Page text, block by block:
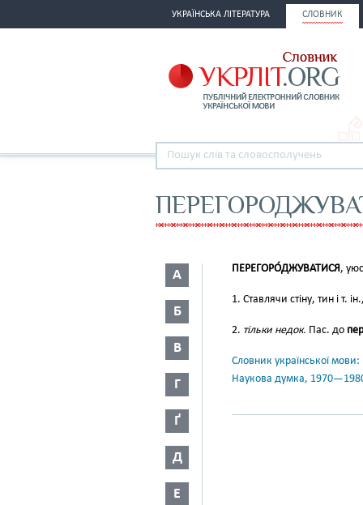
УКРАЇНСЬКА ЛІТЕРАТУРА СЛОВНИК
А
Б
В
Г
Ґ
Д
Е
ПЕРЕГОРО́ДЖУВАТИСЯ,
1. Ставлячи стіну, тин і т.
2. тільки недок. Пас. до
Словник української
Наукова думка,